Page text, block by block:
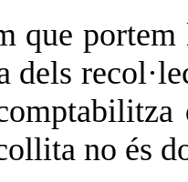
que
no és